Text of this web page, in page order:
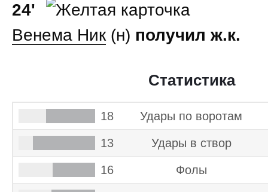
24'
Венема Ник (н) получил ж.к.
Статистика
18 Удары по воротам
13 Удары в створ
16 Фолы